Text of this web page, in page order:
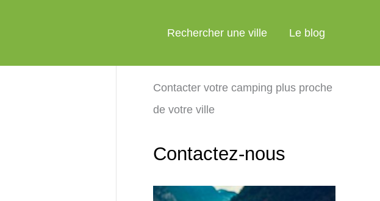
Rechercher une ville Le blog
Contacter votre camping plus proche
de votre ville
Contactez-nous